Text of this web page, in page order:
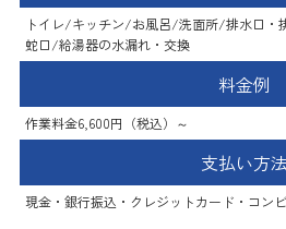
トイレ/キッチン/お風呂/洗面所/排水口・
蛇口/給湯器の水漏れ・交換
料金例
作業料金6,600円（税込）～
支払い方法
現金・銀行振込・クレジットカード・コン